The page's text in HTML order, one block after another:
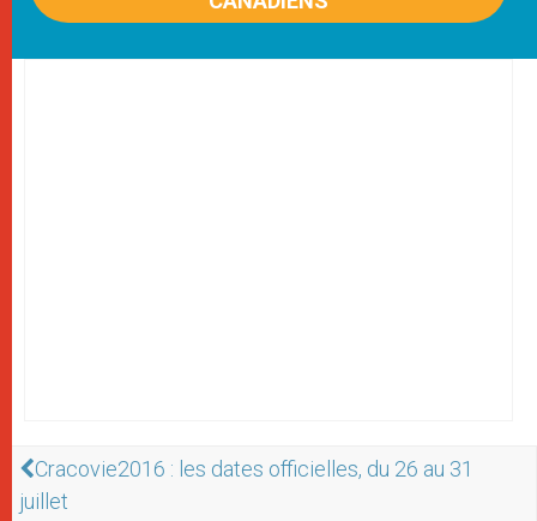
Cracovie2016 : les dates officielles, du 26 au 31
juillet